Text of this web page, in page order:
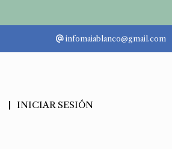
infomaiablanco@gmail.com
INICIAR SESIÓN